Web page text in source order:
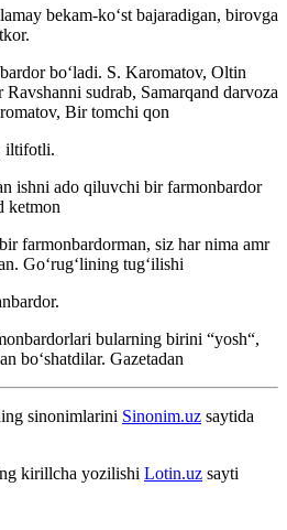
bekam-koʻst bajaradigan, birovga
boʻladi. S. Karomatov, Oltin
sudrab, Samarqand darvoza
Bir tomchi qon
iltifotli.
ishni ado qiluvchi bir farmonbardor
ketmon
farmonbardorman, siz har nima amr
Goʻrugʻlining tugʻilishi
bularning birini “yosh“,
boʻshatdilar. Gazetadan
sinonimlarini Sinonim.uz saytida
kirillcha yozilishi Lotin.uz sayti